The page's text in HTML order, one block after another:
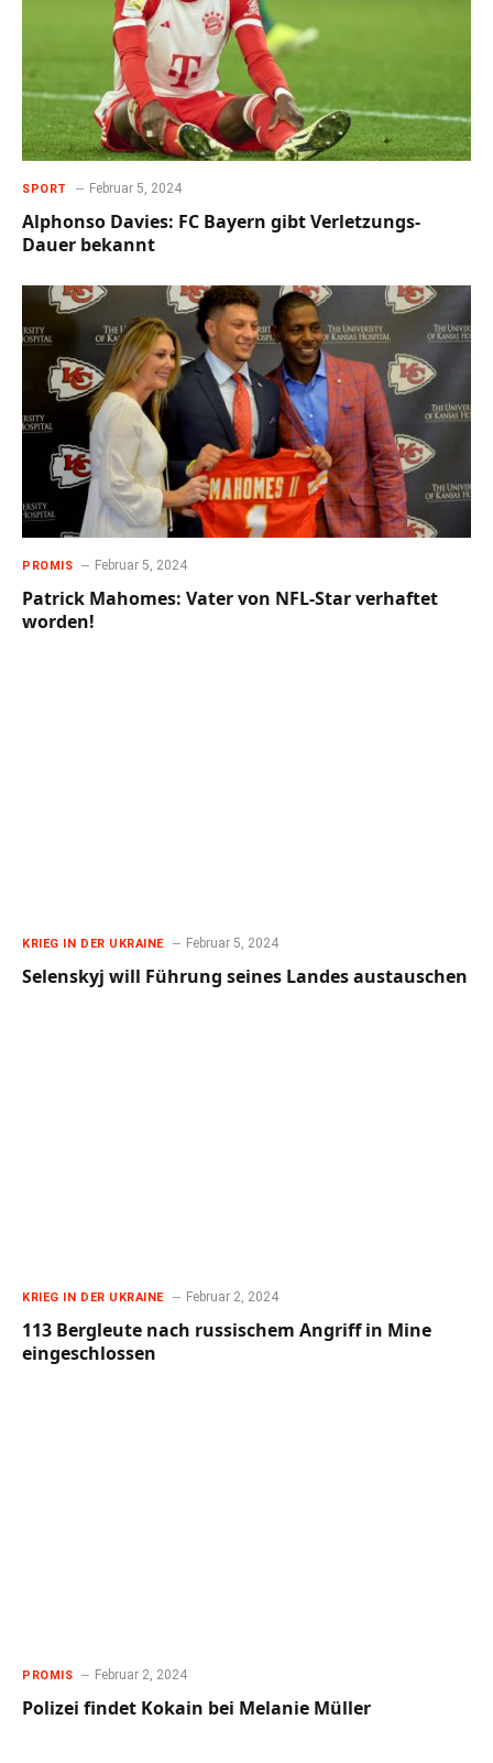
SPORT Februar 5, 2024
Alphonso Davies: FC Bayern gibt Verletzungs-
Dauer bekannt
PROMIS Februar 5, 2024
Patrick Mahomes: Vater von NFL-Star verhaftet
worden!
KRIEG IN DER UKRAINE Februar 5, 2024
Selenskyj will Führung seines Landes austauschen
KRIEG IN DER UKRAINE Februar 2, 2024
113 Bergleute nach russischem Angriff in Mine
eingeschlossen
PROMIS Februar 2, 2024
Polizei findet Kokain bei Melanie Müller